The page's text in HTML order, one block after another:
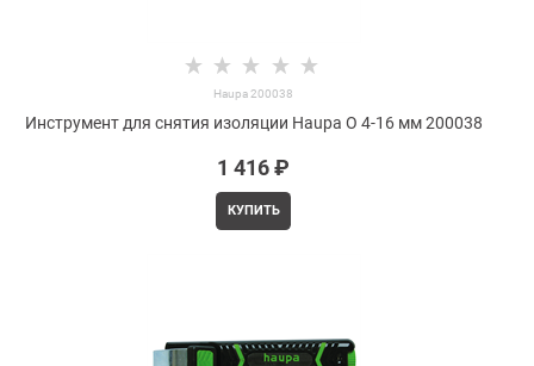
Haupa 200038
Инструмент для снятия изоляции Haupa O 4-16 мм 200038
1 416 ₽
КУПИТЬ